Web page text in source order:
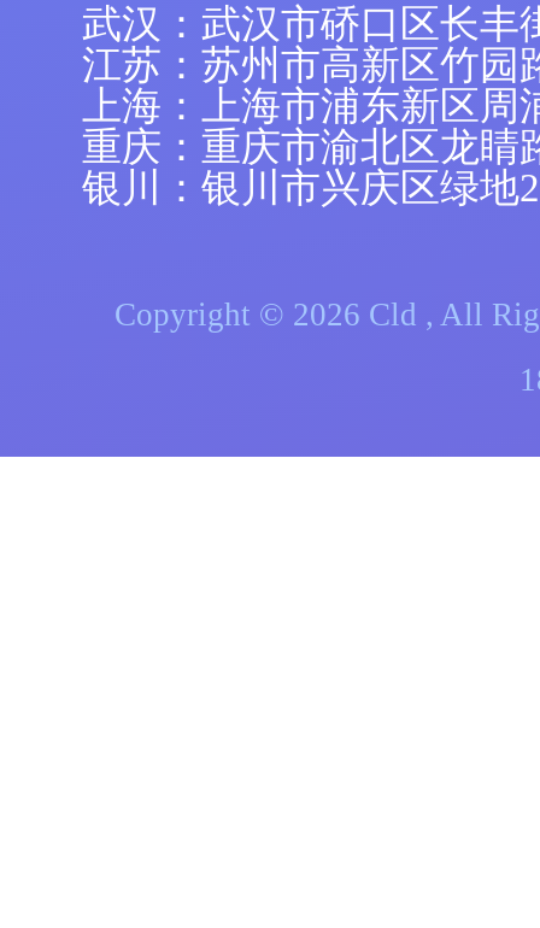
武汉：武汉市硚口区长丰
江苏：苏州市高新区竹园
上海：上海市浦东新区
重庆：重庆市渝北区龙睛
银川：银川市兴庆区绿地
Copyright © 2026 Cld , All